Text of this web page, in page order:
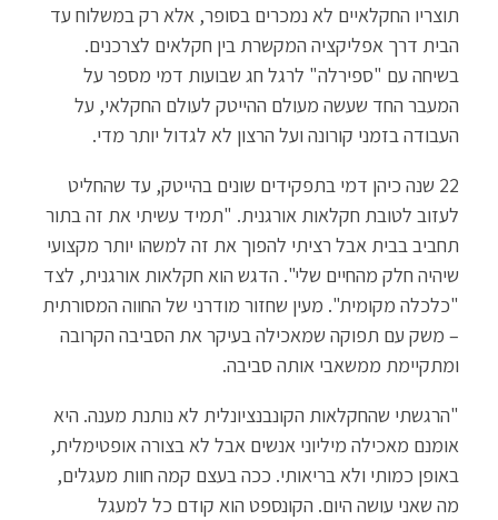
תוצריו החקלאיים לא נמכרים בסופר, אלא רק במשלוח עד
הבית דרך אפליקציה המקשרת בין חקלאים לצרכנים.
בשיחה עם "ספירלה" לרגל חג שבועות דמי מספר על
המעבר החד שעשה מעולם ההייטק לעולם החקלאי, על
העבודה בזמני קורונה ועל הרצון לא לגדול יותר מדי.
22 שנה כיהן דמי בתפקידים שונים בהייטק, עד שהחליט
לעזוב לטובת חקלאות אורגנית. "תמיד עשיתי את זה בתור
תחביב בבית אבל רציתי להפוך את זה למשהו יותר מקצועי
שיהיה חלק מהחיים שלי". הדגש הוא חקלאות אורגנית, לצד
"כלכלה מקומית". מעין שחזור מודרני של החווה המסורתית
– משק עם תפוקה שמאכילה בעיקר את הסביבה הקרובה
ומתקיימת ממשאבי אותה סביבה.
"הרגשתי שהחקלאות הקונבנציונלית לא נותנת מענה. היא
אומנם מאכילה מיליוני אנשים אבל לא בצורה אופטימלית,
באופן כמותי ולא בריאותי. ככה בעצם קמה חוות מעגלים,
מה שאני עושה היום. הקונספט הוא קודם כל למעגל